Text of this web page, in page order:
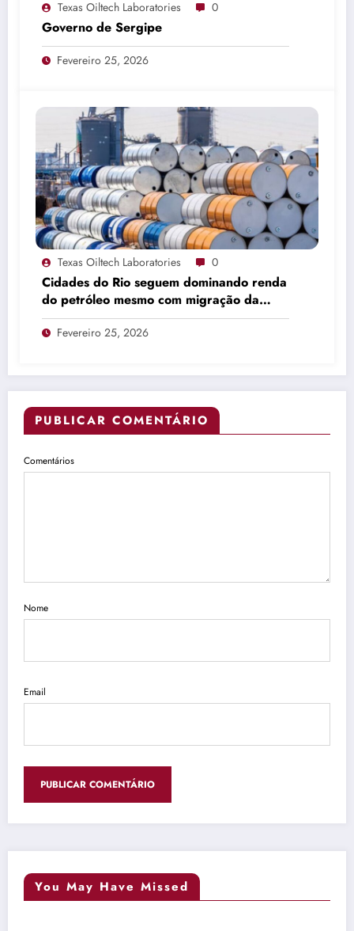
Texas Oiltech Laboratories 0
Governo de Sergipe
Fevereiro 25, 2026
Texas Oiltech Laboratories 0
Cidades do Rio seguem dominando renda
do petróleo mesmo com migração da
produção
Fevereiro 25, 2026
PUBLICAR COMENTÁRIO
Comentários
Nome
Email
You May Have Missed